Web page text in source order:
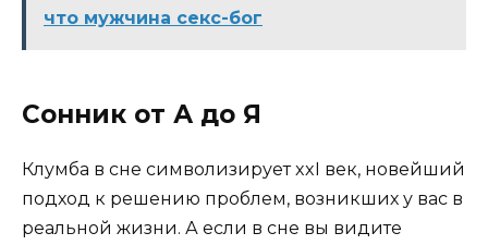
что мужчина секс-бог
Сонник от А до Я
Клумба в сне символизирует xxI век, новейший
подход к решению проблем, возникших у вас в
реальной жизни. А если в сне вы видите